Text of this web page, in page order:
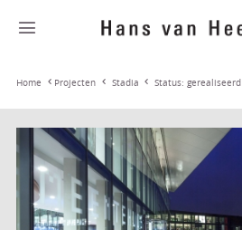
Home Projecten Stadia Status: gerealiseerd